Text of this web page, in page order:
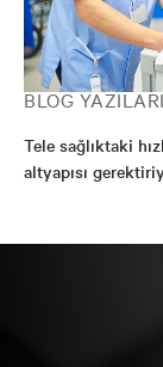
BLOG
Tele sağlıktaki
altyapısı